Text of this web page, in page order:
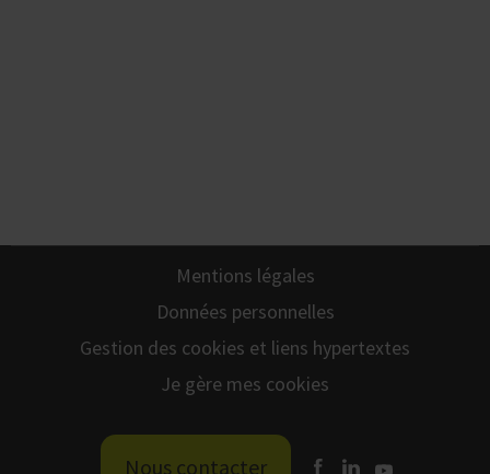
Mentions légales
Données personnelles
Gestion des cookies et liens hypertextes
Je gère mes cookies
Nous contacter